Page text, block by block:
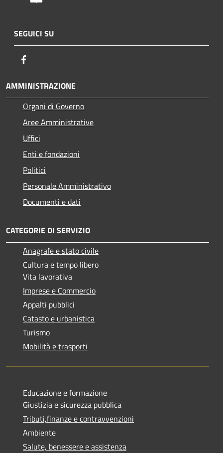
SEGUICI SU
AMMINISTRAZIONE
Organi di Governo
Aree Amministrative
Uffici
Enti e fondazioni
Politici
Personale Amministrativo
Documenti e dati
CATEGORIE DI SERVIZIO
Anagrafe e stato civile
Cultura e tempo libero
Vita lavorativa
Imprese e Commercio
Appalti pubblici
Catasto e urbanistica
Turismo
Mobilità e trasporti
Educazione e formazione
Giustizia e sicurezza pubblica
Tributi,finanze e contravvenzioni
Ambiente
Salute, benessere e assistenza